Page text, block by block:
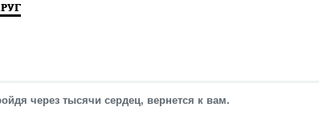
через тысячи сердец, вернется к вам.